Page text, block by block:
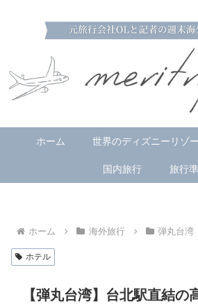
ホーム 世界のディズニーリゾ
国内旅行 旅行
ホーム 海外旅行 弾丸台湾
ホテル
【弾丸台湾】台北駅直結の